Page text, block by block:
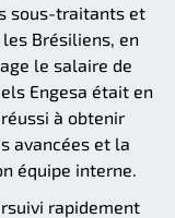
sous-traitants et
Brésiliens, en
le salaire de
Engesa était en
à obtenir
avancées et la
équipe interne.
rapidement